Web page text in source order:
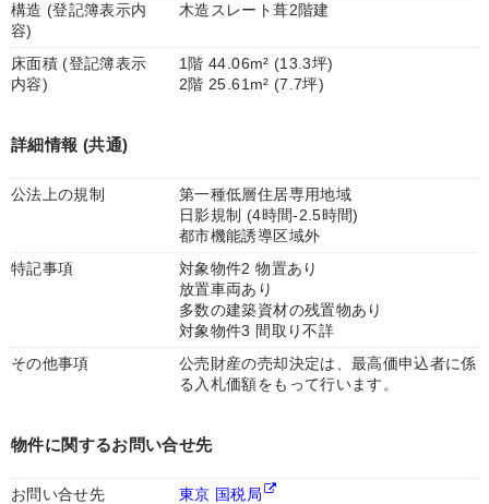
構造 (登記簿表示内
容)
木造スレート葺2階建
床面積 (登記簿表示
内容)
1階 44.06m² (13.3坪)
2階 25.61m² (7.7坪)
詳細情報 (共通)
公法上の規制
第一種低層住居専用地域
日影規制 (4時間-2.5時間)
都市機能誘導区域外
特記事項
対象物件2 物置あり
放置車両あり
多数の建築資材の残置物あり
対象物件3 間取り不詳
その他事項
公売財産の売却決定は、最高価申込者に係
る入札価額をもって行います。
物件に関するお問い合せ先
お問い合せ先
東京 国税局